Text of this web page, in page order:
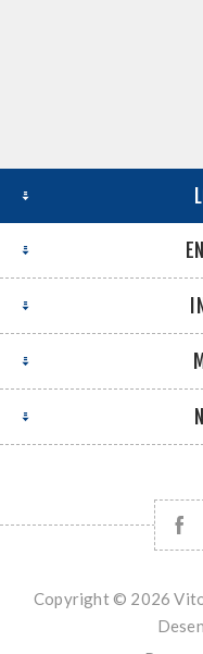
Copyright © 2026